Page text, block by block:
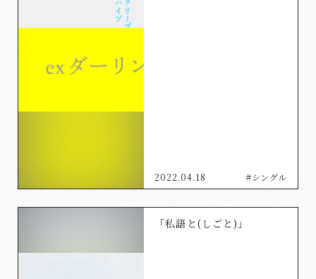
2022.04.18 #シングル
「私語と(しごと)」